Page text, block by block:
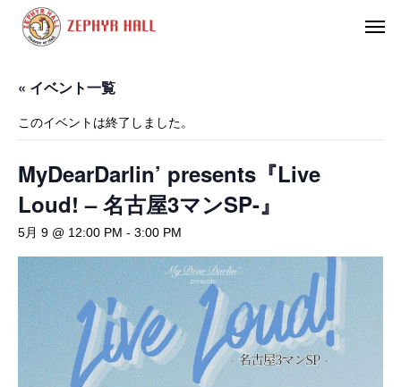
« イベント一覧
このイベントは終了しました。
MyDearDarlin’ presents『Live
Loud! – 名古屋3マンSP-』
5月 9 @ 12:00 PM - 3:00 PM